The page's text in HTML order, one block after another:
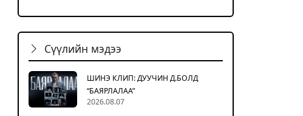
Сүүлийн мэдээ
ШИНЭ КЛИП: ДУУЧИН Д.БОЛД
“БАЯРЛАЛАА”
2026.08.07